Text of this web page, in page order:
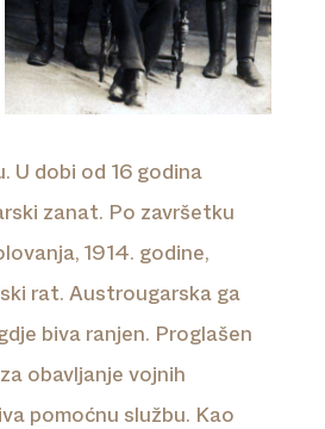
U dobi od 16 godina
zanat. Po završetku
1914. godine,
rat. Austrougarska ga
biva ranjen. Proglašen
obavljanje vojnih
pomoćnu službu. Kao